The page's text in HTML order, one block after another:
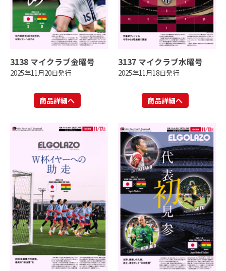
3138 マイクラブ金曜号
2025年11月20日発行
商品詳細へ
3137 マイクラブ水曜号
2025年11月18日発行
商品詳細へ